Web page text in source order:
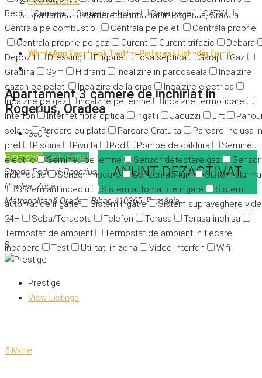
Beci
Camara Camera tehnica Canalizare
CATV
Centrala pe combustibil
Centrala pe peleti
Centrala proprie
Centrala proprie pe gaz
Curent Curent trifazic
Debara
Depozit
Dressing Filigorie Fosa septica Garaj
Gaz
Gradina
Gym Hidranti Incalizire in pardoseala
Incalzire
cazan pe peleti
Incalzire de la oras
Incalzire electrica
Incalzire pe gaz
incalzire pe lemne
Incalzire termoficare
Interfon
Internet fibra optica Irigatii Jacuzzi Lift
solare
Parcare cu plata Parcare Gratuita
Parcare inclusa in
pret
Piscina Pivnita Pod Pompe de caldura
Semineu
electric
Semineu pe lemne Senzor detectare gaz
Senzor
indundatie
Senzor miscare Senzori de fum
Sistem alarma
Sistem antiincediu
Sistem automat de irigare
Sistem
automat de irigatie
Sistem irigatie
Sistem supraveghere
24H
Soba/Teracota Telefon Terasa
Terasa inchisa
Termostat de ambient
Termostat de ambient in fiecare
incapere
Test Utilitati in zona Video interfon Wifi
Apartament 3 camere de inchiriat in Rogerius, Oradea
WhatsApp Facebook TwitterPinterest Linkedin Email
Apartament 3 camere de inchiriat in
Rogerius, Oradea
350 €
PromovatDe închiriat
ANUNT DEZACTIVAT
Strada Podului, Rogerius,
Oradea, Zona
Metropolitană Oradea, Bihor, 410365, România
8
Prestige
View Listings
5 More